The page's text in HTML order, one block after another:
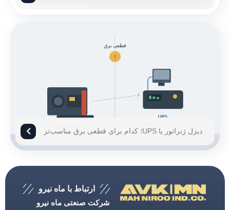
دیزل ژنراتور یا UPS؛ کدام برای قطعی برق مناسب‌تر
ارتباط با ماه نیرو
شرکت صنعتی ماه نیرو